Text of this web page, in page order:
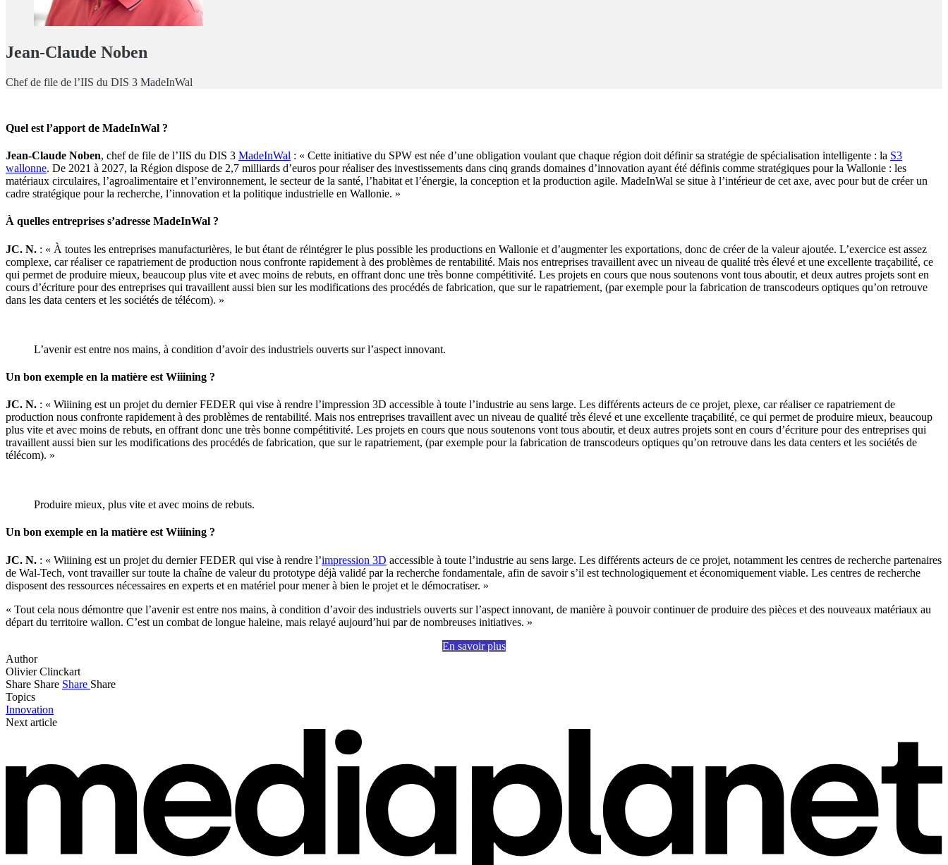
Jean-Claude Noben
Chef de file de l’IIS du DIS 3 MadeInWal
Quel est l’apport de MadeInWal ?
Jean-Claude Noben, chef de file de l’IIS du DIS 3 MadeInWal : « Cette initiative du SPW est née d’une obligation voulant que chaque région doit définir sa stratégie de spécialisation intelligente : la S3
wallonne. De 2021 à 2027, la Région dispose de 2,7 milliards d’euros pour réaliser des investissements dans cinq grands domaines d’innovation ayant été définis comme stratégiques pour la Wallonie : les
matériaux circulaires, l’agroalimentaire et l’environnement, le secteur de la santé, l’habitat et l’énergie, la conception et la production agile. MadeInWal se situe à l’intérieur de cet axe, avec pour but de créer un
cadre stratégique pour la recherche, l’innovation et la politique industrielle en Wallonie. »
À quelles entreprises s’adresse MadeInWal ?
JC. N. : « À toutes les entreprises manufacturières, le but étant de réintégrer le plus possible les productions en Wallonie et d’augmenter les exportations, donc de créer de la valeur ajoutée. L’exercice est assez
complexe, car réaliser ce rapatriement de production nous confronte rapidement à des problèmes de rentabilité. Mais nos entreprises travaillent avec un niveau de qualité très élevé et une excellente traçabilité, ce
qui permet de produire mieux, beaucoup plus vite et avec moins de rebuts, en offrant donc une très bonne compétitivité. Les projets en cours que nous soutenons vont tous aboutir, et deux autres projets sont en
cours d’écriture pour des entreprises qui travaillent aussi bien sur les modifications des procédés de fabrication, que sur le rapatriement, (par exemple pour la fabrication de transcodeurs optiques qu’on retrouve
dans les data centers et les sociétés de télécom). »
L’avenir est entre nos mains, à condition d’avoir des industriels ouverts sur l’aspect innovant.
Un bon exemple en la matière est Wiiining ?
JC. N. : « Wiiining est un projet du dernier FEDER qui vise à rendre l’impression 3D accessible à toute l’industrie au sens large. Les différents acteurs de ce projet, plexe, car réaliser ce rapatriement de
production nous confronte rapidement à des problèmes de rentabilité. Mais nos entreprises travaillent avec un niveau de qualité très élevé et une excellente traçabilité, ce qui permet de produire mieux, beaucoup
plus vite et avec moins de rebuts, en offrant donc une très bonne compétitivité. Les projets en cours que nous soutenons vont tous aboutir, et deux autres projets sont en cours d’écriture pour des entreprises qui
travaillent aussi bien sur les modifications des procédés de fabrication, que sur le rapatriement, (par exemple pour la fabrication de transcodeurs optiques qu’on retrouve dans les data centers et les sociétés de
télécom). »
Produire mieux, plus vite et avec moins de rebuts.
Un bon exemple en la matière est Wiiining ?
JC. N. : « Wiiining est un projet du dernier FEDER qui vise à rendre l’impression 3D accessible à toute l’industrie au sens large. Les différents acteurs de ce projet, notamment les centres de recherche partenaires
de Wal-Tech, vont travailler sur toute la chaîne de valeur du prototype déjà validé par la recherche fondamentale, afin de savoir s’il est technologiquement et économiquement viable. Les centres de recherche
disposent des ressources nécessaires en experts et en matériel pour mener à bien le projet et le démocratiser. »
« Tout cela nous démontre que l’avenir est entre nos mains, à condition d’avoir des industriels ouverts sur l’aspect innovant, de manière à pouvoir continuer de produire des pièces et des nouveaux matériaux au
départ du territoire wallon. C’est un combat de longue haleine, mais relayé aujourd’hui par de nombreuses initiatives. »
En savoir plus
Author
Olivier Clinckart
Share Share Share Share
Topics
Innovation
Next article